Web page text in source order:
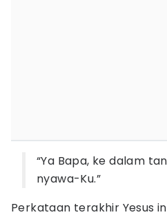
“Ya Bapa, ke dalam
nyawa-Ku.”
Perkataan terakhir Yesus